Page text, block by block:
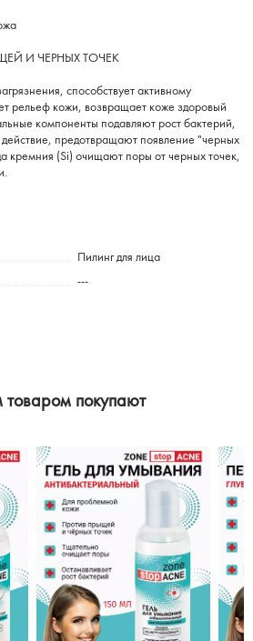
И ЧЕРНЫХ ТОЧЕК
способствует активному
рельеф кожи, возвращает коже здоровый
компоненты подавляют рост бактерий,
предотвращают появление "черных
кремния (Si) очищают поры от черных точек,
Пилинг для лица
---
товаром покупают